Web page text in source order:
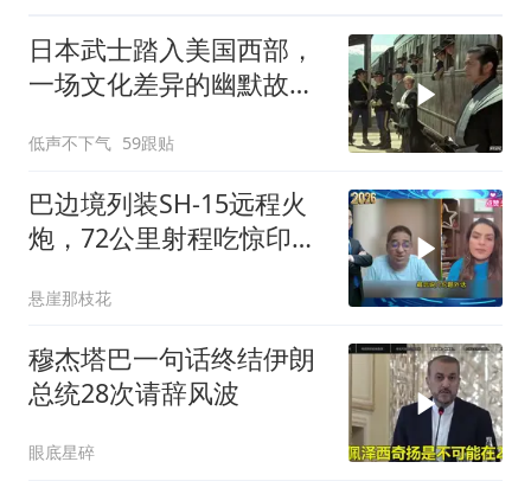
日本武士踏入美国西部，
一场文化差异的幽默故事
低声不下气 59跟贴
巴边境列装SH-15远程火
炮，72公里射程吃惊印度
悬崖那枝花
穆杰塔巴一句话终结伊朗
总统28次请辞风波
眼底星碎